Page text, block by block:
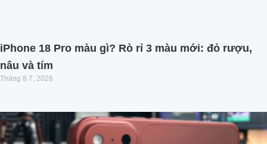
iPhone 18 Pro màu gì? Rò rỉ 3 màu mới: đỏ rượu,
nâu và tím
Tháng 8 7, 2026